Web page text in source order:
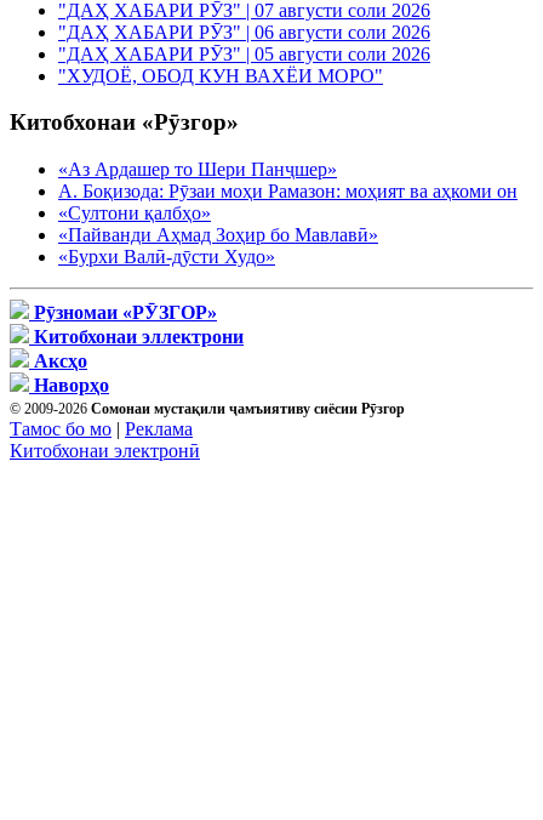
"ДАҲ ХАБАРИ РӮЗ" | 07 августи соли 2026
"ДАҲ ХАБАРИ РӮЗ" | 06 августи соли 2026
"ДАҲ ХАБАРИ РӮЗ" | 05 августи соли 2026
"ХУДОЁ, ОБОД КУН ВАХЁИ МОРО"
Китобхонаи «Рӯзгор»
«Аз Ардашер то Шери Панҷшер»
А. Боқизода: Рӯзаи моҳи Рамазон: моҳият ва аҳкоми он
«Султони қалбҳо»
«Пайванди Аҳмад Зоҳир бо Мавлавӣ»
«Бурхи Валӣ-дӯсти Худо»
Рӯзномаи «РӮЗГОР»
Китобхонаи эллектрони
Аксҳо
Наворҳо
© 2009-2026 Сомонаи мустақили ҷамъиятиву сиёсии Рӯзгор
Тамос бо мо | Реклама
Китобхонаи электронӣ